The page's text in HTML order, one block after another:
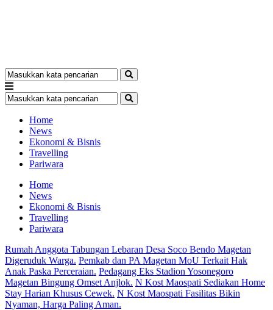
Home
News
Ekonomi & Bisnis
Travelling
Pariwara
Home
News
Ekonomi & Bisnis
Travelling
Pariwara
Rumah Anggota Tabungan Lebaran Desa Soco Bendo Magetan
Digeruduk Warga. Pemkab dan PA Magetan MoU Terkait Hak
Anak Paska Perceraian. Pedagang Eks Stadion Yosonegoro
Magetan Bingung Omset Anjlok. N Kost Maospati Sediakan Home
Stay Harian Khusus Cewek. N Kost Maospati Fasilitas Bikin
Nyaman, Harga Paling Aman.